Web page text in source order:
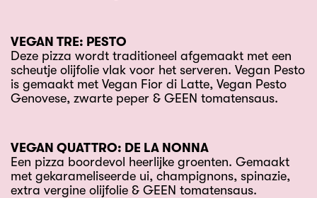
VEGAN TRE: PESTO
Deze pizza wordt traditioneel afgemaakt met een
scheutje olijfolie vlak voor het serveren. Vegan Pesto
is gemaakt met Vegan Fior di Latte, Vegan Pesto
Genovese, zwarte peper & GEEN tomatensaus.
VEGAN QUATTRO: DE LA NONNA
Een pizza boordevol heerlijke groenten. Gemaakt
met gekarameliseerde ui, champignons, spinazie,
extra vergine olijfolie & GEEN tomatensaus.